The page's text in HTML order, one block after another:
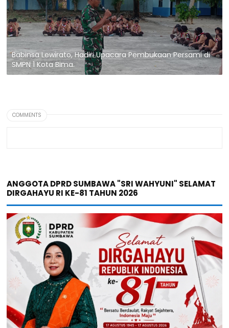
Babinsa Lewirato, Hadiri Upacara Pembukaan Persami di
SMPN 1 Kota Bima.
COMMENTS
ANGGOTA DPRD SUMBAWA "SRI WAHYUNI" SELAMAT
DIRGAHAYU RI KE-81 TAHUN 2026